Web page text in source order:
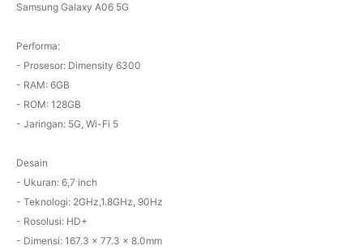
Samsung Galaxy A06 5G
Performa:
- Prosesor: Dimensity 6300
- RAM: 6GB
- ROM: 128GB
- Jaringan: 5G, Wi-Fi 5
Desain
- Ukuran: 6,7 inch
- Teknologi: 2GHz,1.8GHz, 90Hz
- Rosolusi: HD+
- Dimensi: 167.3 x 77.3 x 8.0mm